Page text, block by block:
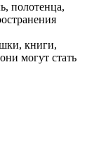
полотенца,
книги,
могут стать